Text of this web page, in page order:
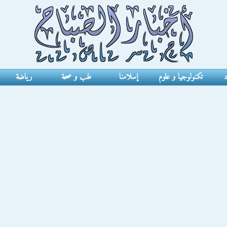
تكنولوجيا و علوم إسلامنا طب و صحة رياضة